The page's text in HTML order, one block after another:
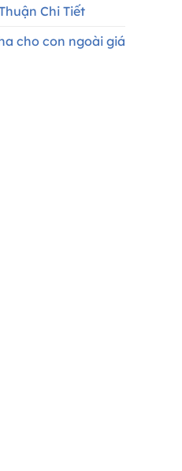
Chi Tiết
cho con ngoài giá